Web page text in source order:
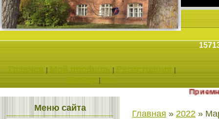
Главная Мой профиль Регистрация
Выход Вход
Приемная
Меню сайта
Главная » 2022 »